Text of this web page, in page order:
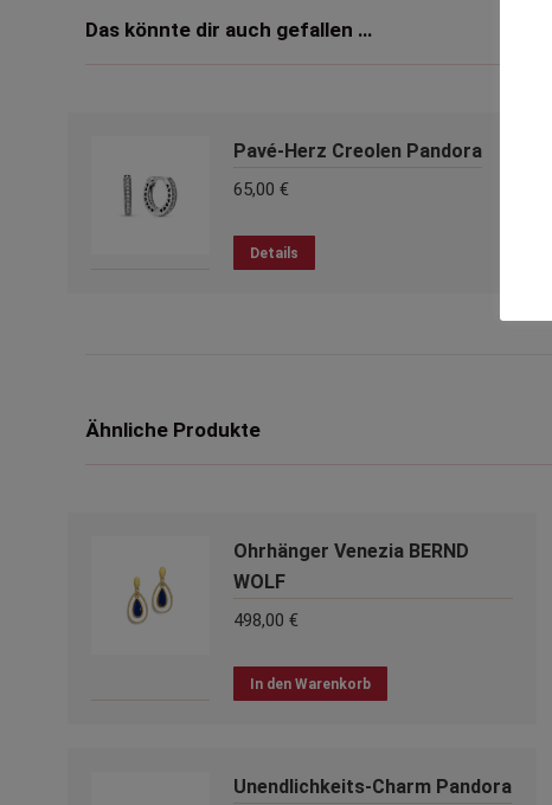
Das könnte dir auch gefallen …
Pavé-Herz Creolen Pandora
65,00 €
Details
Ähnliche Produkte
Ohrhänger Venezia BERND
WOLF
498,00 €
In den Warenkorb
Unendlichkeits-Charm Pandora